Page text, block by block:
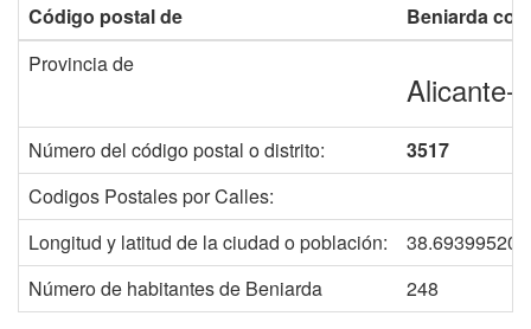
Código postal de
Beniarda
Provincia de
Alicante-
Número del código postal o distrito:
3517
Codigos Postales por Calles:
Longitud y latitud de la ciudad o población:
Número de habitantes de Beniarda
248